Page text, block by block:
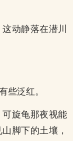
动静落在潜川
些泛红。
旋龟那夜视能
脚下的土壤，